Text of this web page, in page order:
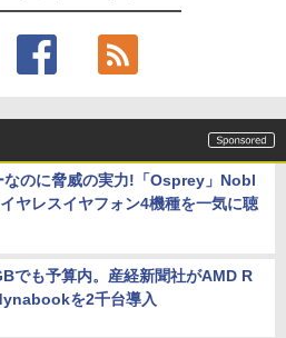
なのに脅威の実力!「Osprey」Nobl
ヤレスイヤフォン4機種を一気に聴
でも予算内。産経新聞社がAMD R
を2千台導入